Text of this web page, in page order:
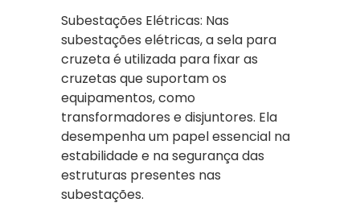
Subestações Elétricas: Nas
subestações elétricas, a sela para
cruzeta é utilizada para fixar as
cruzetas que suportam os
equipamentos, como
transformadores e disjuntores. Ela
desempenha um papel essencial na
estabilidade e na segurança das
estruturas presentes nas
subestações.